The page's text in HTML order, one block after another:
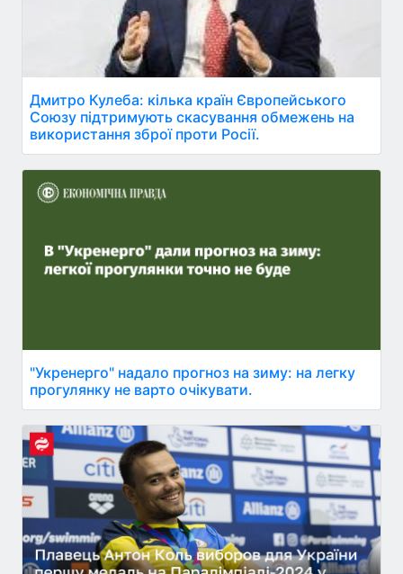
Дмитро Кулеба: кілька країн Європейського
Союзу підтримують скасування обмежень на
використання зброї проти Росії.
"Укренерго" надало прогноз на зиму: на легку
прогулянку не варто очікувати.